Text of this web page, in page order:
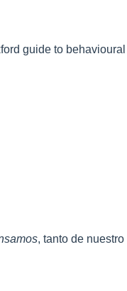
guide to behavioural
, tanto de nuestro